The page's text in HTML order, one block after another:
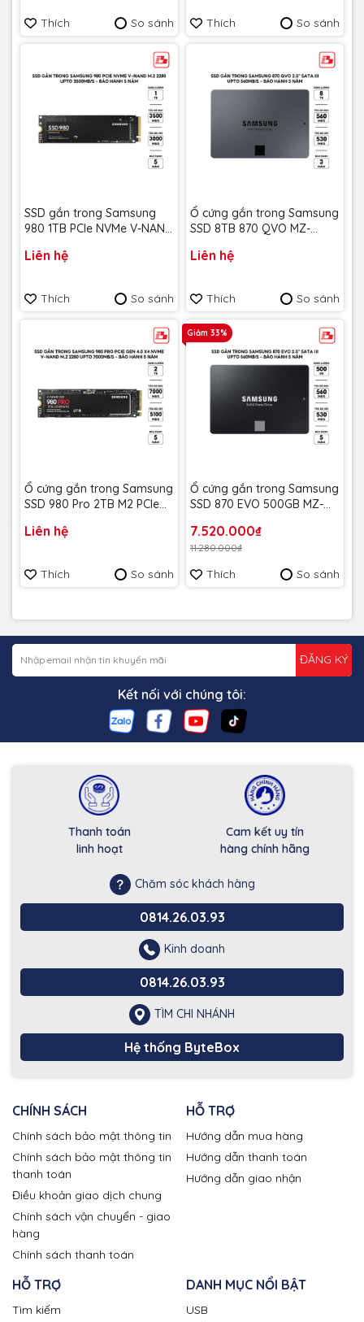
Thích So sánh Thích So sánh
SSD gắn trong Samsung
980 1TB PCIe NVMe V-NAND
MZ-V8V1T0BW - Bảo hành
Liên hệ
Thích So sánh
Ổ cứng gắn trong Samsung
SSD 8TB 870 QVO MZ-
năm
Liên hệ
Thích So sánh
Ổ cứng gắn trong Samsung
SSD 980 Pro 2TB M2 PCIe
Liên hệ
Thích So sánh
Giảm 33%
Ổ cứng gắn trong Samsung
SSD 870 EVO 500GB MZ-
năm
7.520.000₫
11.280.000₫
Thích So sánh
ĐĂNG KÝ
Kết nối với chúng tôi:
Thanh toán
linh hoạt
Cam kết uy tín
hàng chính hãng
Chăm sóc khách hàng
0814.26.03.93
Kinh doanh
0814.26.03.93
TÌM CHI NHÁNH
Hệ thống ByteBox
CHÍNH SÁCH
Chính sách bảo mật thông tin
Chính sách bảo mật thông tin
thanh toán
Điều khoản giao dịch chung
Chính sách vận chuyển - giao
hàng
Chính sách thanh toán
HỖ TRỢ
Hướng dẫn mua hàng
Hướng dẫn thanh toán
Hướng dẫn giao nhận
HỖ TRỢ
Tìm kiếm
DANH MỤC NỔI BẬT
USB